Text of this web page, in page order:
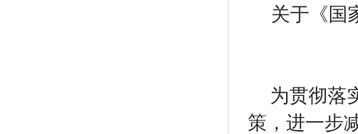
关于《国
为贯彻落
策，进一步